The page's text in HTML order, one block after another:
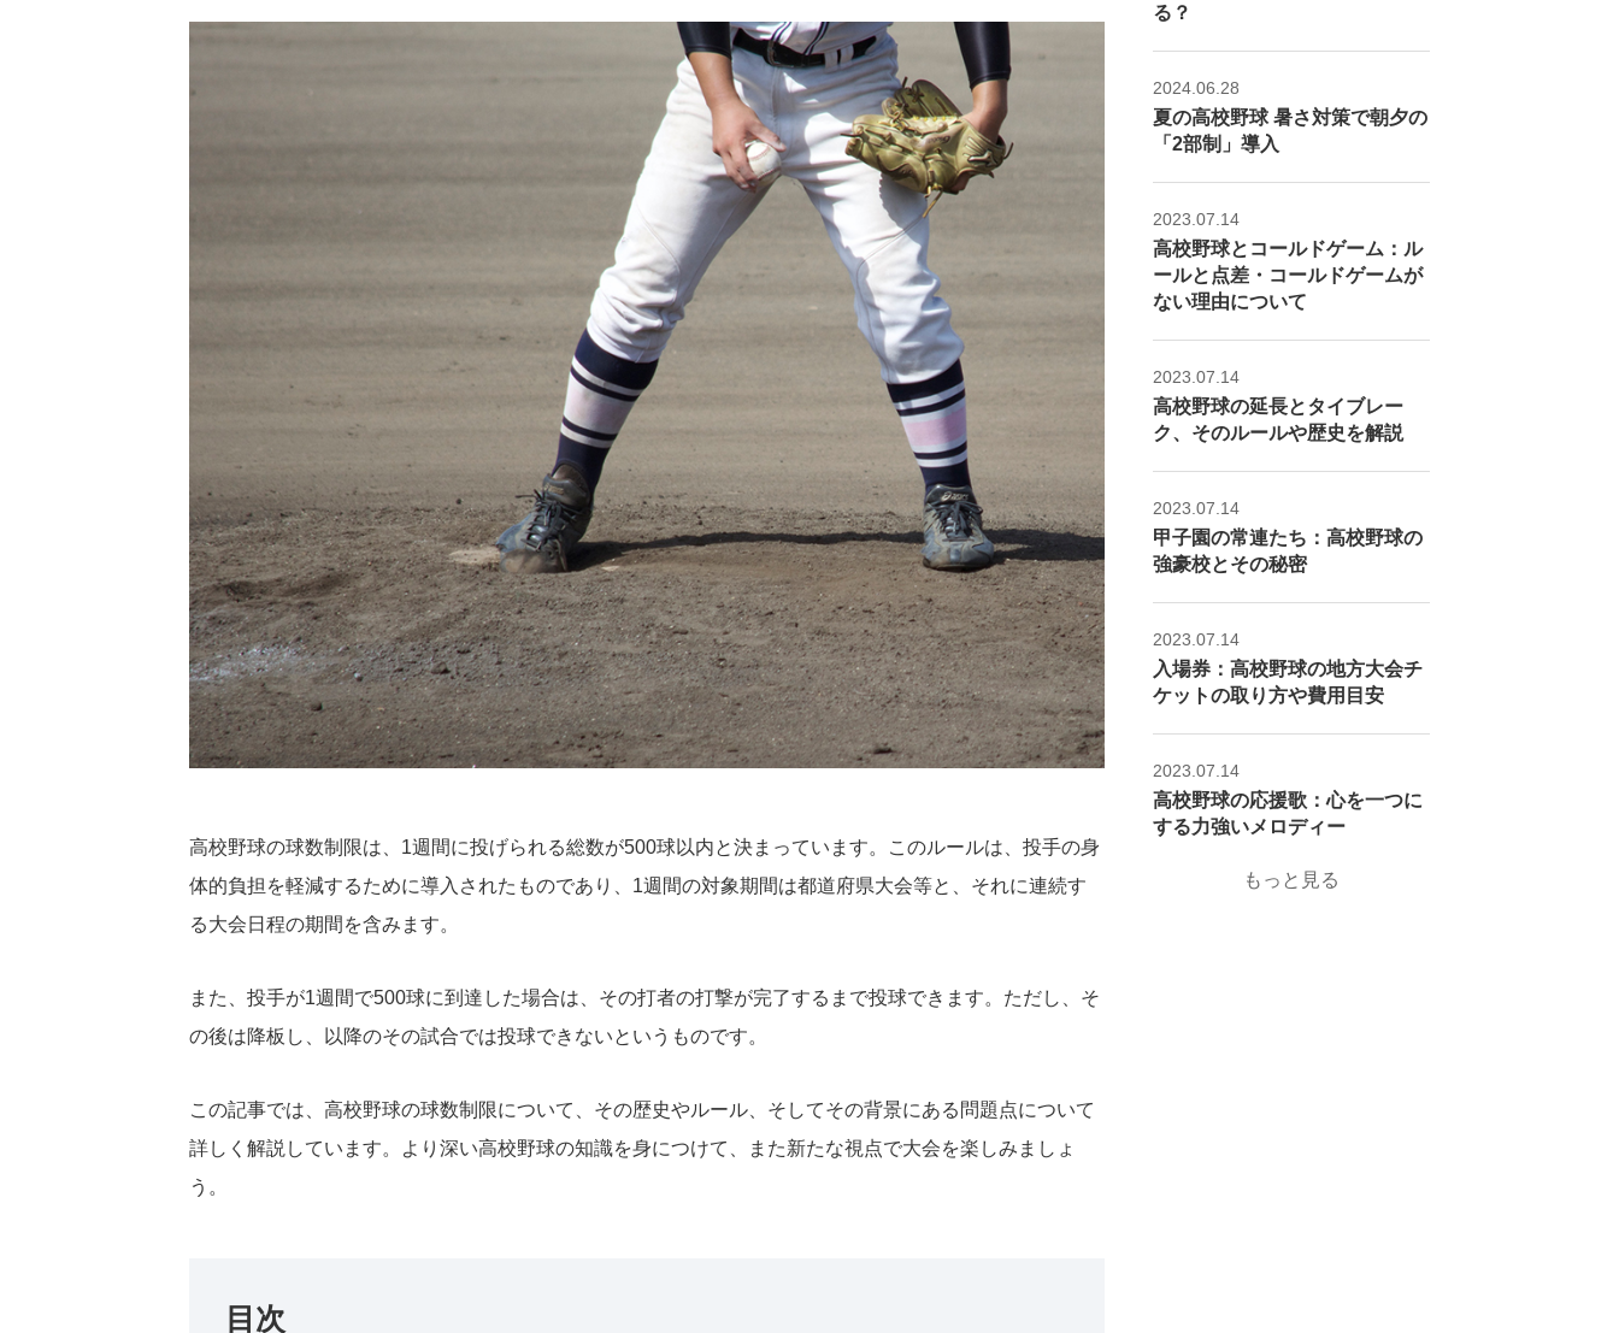
高校野球の球数制限は、1週間に投げられる総数が500球以内と決まっています。このルールは、投手の身
体的負担を軽減するために導入されたものであり、1週間の対象期間は都道府県大会等と、それに連続す
る大会日程の期間を含みます。
また、投手が1週間で500球に到達した場合は、その打者の打撃が完了するまで投球できます。ただし、そ
の後は降板し、以降のその試合では投球できないというものです。
この記事では、高校野球の球数制限について、その歴史やルール、そしてその背景にある問題点について
詳しく解説しています。より深い高校野球の知識を身につけて、また新たな視点で大会を楽しみましょ
う。
目次
る？
2024.06.28
夏の高校野球 暑さ対策で朝夕の
「2部制」導入
2023.07.14
高校野球とコールドゲーム：ル
ールと点差・コールドゲームが
ない理由について
2023.07.14
高校野球の延長とタイブレー
ク、そのルールや歴史を解説
2023.07.14
甲子園の常連たち：高校野球の
強豪校とその秘密
2023.07.14
入場券：高校野球の地方大会チ
ケットの取り方や費用目安
2023.07.14
高校野球の応援歌：心を一つに
する力強いメロディー
もっと見る